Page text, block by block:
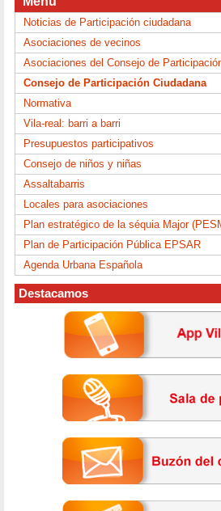
Noticias de Participación ciudadana
Asociaciones de vecinos
Asociaciones del Consejo de
Consejo de Participación Ciudadana
Normativa
Vila-real: barri a barri
Presupuestos participativos
Consejo de niños y niñas
Assaltabarris
Locales para asociaciones
Plan estratégico de la séquia Major
Plan de Participación Pública EPSAR
Agenda Urbana Española
Destacamos